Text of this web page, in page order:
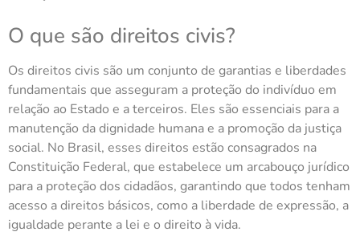
O que são direitos civis?
Os direitos civis são um conjunto de garantias e liberdades
fundamentais que asseguram a proteção do indivíduo em
relação ao Estado e a terceiros. Eles são essenciais para a
manutenção da dignidade humana e a promoção da justiça
social. No Brasil, esses direitos estão consagrados na
Constituição Federal, que estabelece um arcabouço jurídico
para a proteção dos cidadãos, garantindo que todos tenham
acesso a direitos básicos, como a liberdade de expressão, a
igualdade perante a lei e o direito à vida.